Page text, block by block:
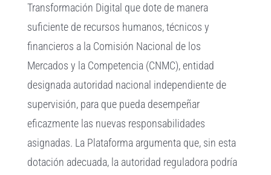
Transformación Digital que dote de manera
suficiente de recursos humanos, técnicos y
financieros a la Comisión Nacional de los
Mercados y la Competencia (CNMC), entidad
designada autoridad nacional independiente de
supervisión, para que pueda desempeñar
eficazmente las nuevas responsabilidades
asignadas. La Plataforma argumenta que, sin esta
dotación adecuada, la autoridad reguladora podría